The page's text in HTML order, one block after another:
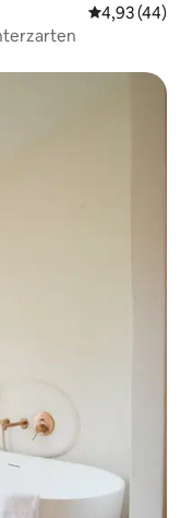
Priemerné
4,93 (44)